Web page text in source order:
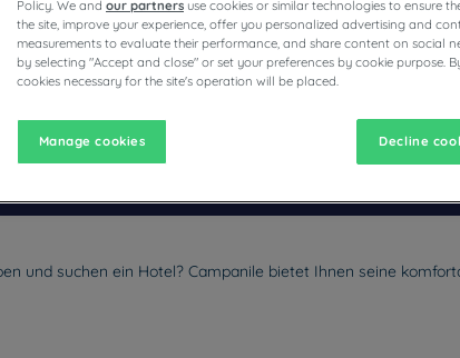
HOTELS
Navigate forward to interact with the calendar
Navigate backward to
und suchen ein Hotel? Campanile bietet Ihnen seine
Policy. We and our partners use cookies or similar technologies to ensure
the site, improve your experience, offer you personalized advertising and
measurements to evaluate their performance, and share content on social
by selecting "Accept and close" or set your preferences by cookie purpose.
cookies necessary for the site's operation will be placed.
Manage cookies Decline